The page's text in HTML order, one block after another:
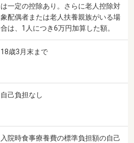
は一定の控除あり。さらに老人控除対
象配偶者または老人扶養親族がいる場
合は、1人につき6万円加算した額。
18歳3月末まで
自己負担なし
入院時食事療養費の標準負担額の自己